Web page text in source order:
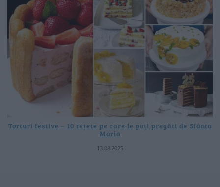
Torturi festive – 10 rețete pe care le poți pregăti de Sfânta
Maria
13.08.2025